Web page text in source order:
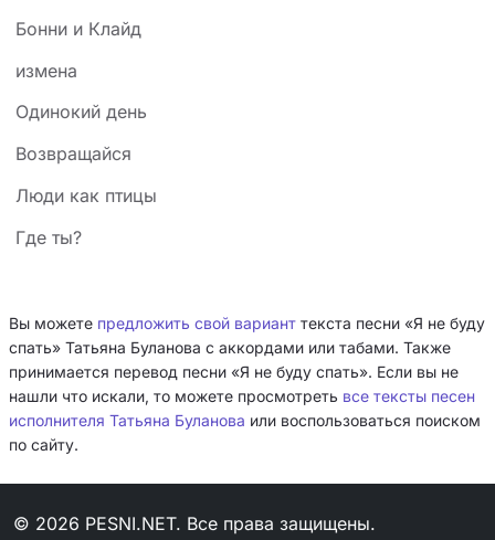
Бонни и Клайд
измена
Одинокий день
Возвращайся
Люди как птицы
Где ты?
Вы можете предложить свой вариант текста песни «Я не буду
спать» Татьяна Буланова с аккордами или табами. Также
принимается перевод песни «Я не буду спать». Если вы не
нашли что искали, то можете просмотреть все тексты песен
исполнителя Татьяна Буланова или воспользоваться поиском
по сайту.
© 2026 PESNI.NET. Все права защищены.